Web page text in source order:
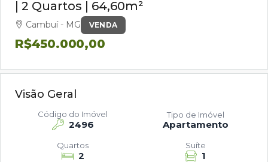
VENDA
| 2 Quartos | 64,60m²
Cambuí - MG
R$450.000,00
Visão Geral
2496
Código do Imóvel
Apartamento
Tipo de Imóvel
2
Quartos
1
Suíte